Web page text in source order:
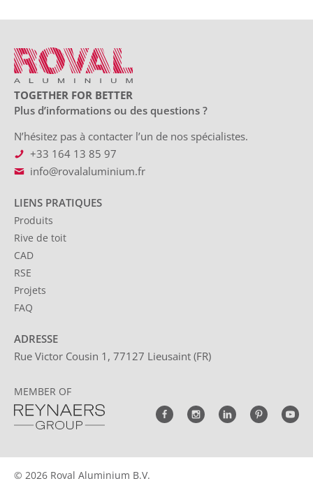
TOGETHER FOR BETTER
Plus d’informations ou des questions ?
N’hésitez pas à contacter l’un de nos spécialistes.
+33 164 13 85 97
info@rovalaluminium.fr
LIENS PRATIQUES
Produits
Rive de toit
CAD
RSE
Projets
FAQ
ADRESSE
Rue Victor Cousin 1, 77127 Lieusaint (FR)
MEMBER OF
© 2026 Roval Aluminium B.V.